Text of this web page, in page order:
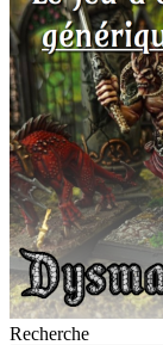
Recherche